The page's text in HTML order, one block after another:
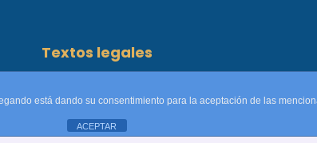
Textos legales
Política de privacidad
está dando su consentimiento para la aceptación de las
ACEPTAR